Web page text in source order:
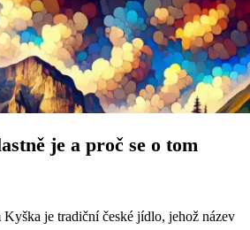
je a proč se o tom
je tradiční české jídlo, jehož název